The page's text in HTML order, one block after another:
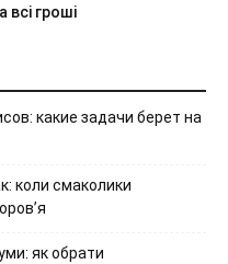
всі гроші
какие задачи берет на
коли смаколики
як обрати